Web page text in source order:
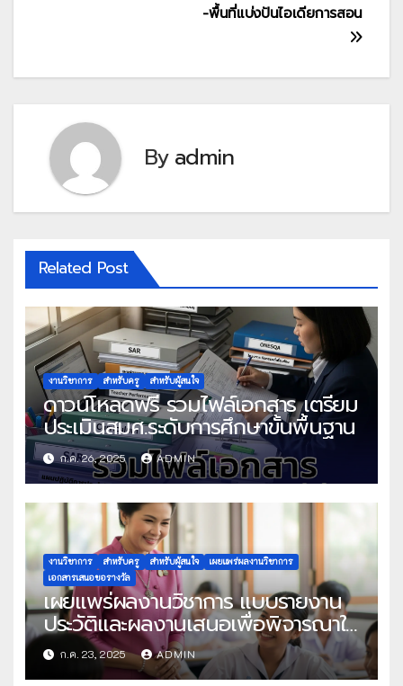
-พื้นที่แบ่งปันไอเดียการสอน
Byadmin
Related Post
งานวิชาการ สำหรับครู สำหรับผู้สนใจ
ดาวน์โหลดฟรี รวมไฟล์เอกสาร เตรียม
ประเมินสมศ.ระดับการศึกษาขั้นพื้นฐาน
ก.ค. 26, 2025 ADMIN
งานวิชาการ สำหรับครู สำหรับผู้สนใจ
เผยแพร่ผลงานวิชาการ
เอกสารเสนอขอรางวัล
เผยแพร่ผลงานวิชาการ แบบรายงาน
ประวัติและผลงานเสนอเพื่อพิจารณาใน
โครงการครูดีในดวงใจ ประจำปี 2568
ครั้งที่ 22
ก.ค. 23, 2025 ADMIN